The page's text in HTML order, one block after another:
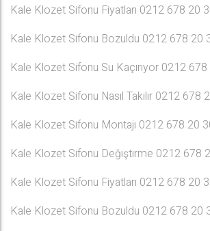
Kale Klozet Sifonu Fiyatları 0212 678 20
Kale Klozet Sifonu Bozuldu 0212 678 20
Kale Klozet Sifonu Su Kaçırıyor 0212
Kale Klozet Sifonu Nasıl Takılır 0212 678
Kale Klozet Sifonu Montajı 0212 678 20
Kale Klozet Sifonu Değiştirme 0212 678
Kale Klozet Sifonu Fiyatları 0212 678 20
Kale Klozet Sifonu Bozuldu 0212 678 20